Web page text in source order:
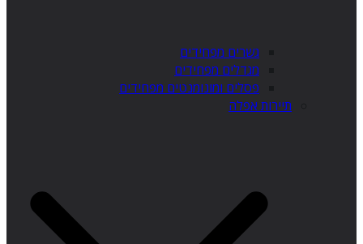
גשרים מפחידים
מגדלים מפחידים
פסלים ומונומנטים מפחידים
תיירות אפלה